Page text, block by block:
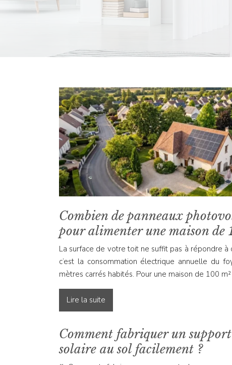
Combien de panneaux
pour alimenter une maison de
La surface de votre toit ne suffit pas à répondre à
c’est la consommation électrique annuelle du
mètres carrés habités. Pour une maison de 100
Lire la suite
Comment fabriquer un
solaire au sol facilement ?